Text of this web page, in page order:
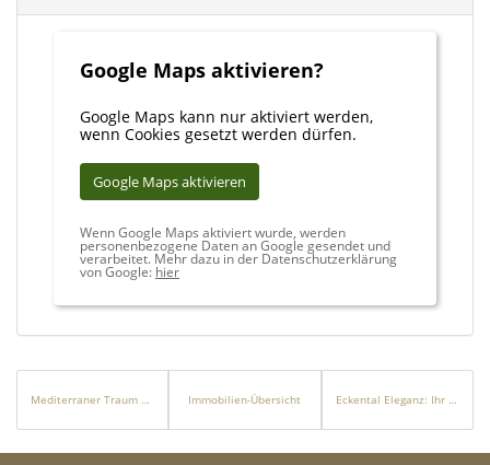
Google Maps aktivieren?
Google Maps kann nur aktiviert werden,
wenn Cookies gesetzt werden dürfen.
Google Maps aktivieren
Wenn Google Maps aktiviert wurde, werden
personenbezogene Daten an Google gesendet und
verarbeitet. Mehr dazu in der Datenschutzerklärung
von Google: hier
Mediterraner Traum gefällig? Immobilien-Übersicht Eckental Eleganz: Ihr Grundstück, Ihr Stil, Ihre Geschichte!